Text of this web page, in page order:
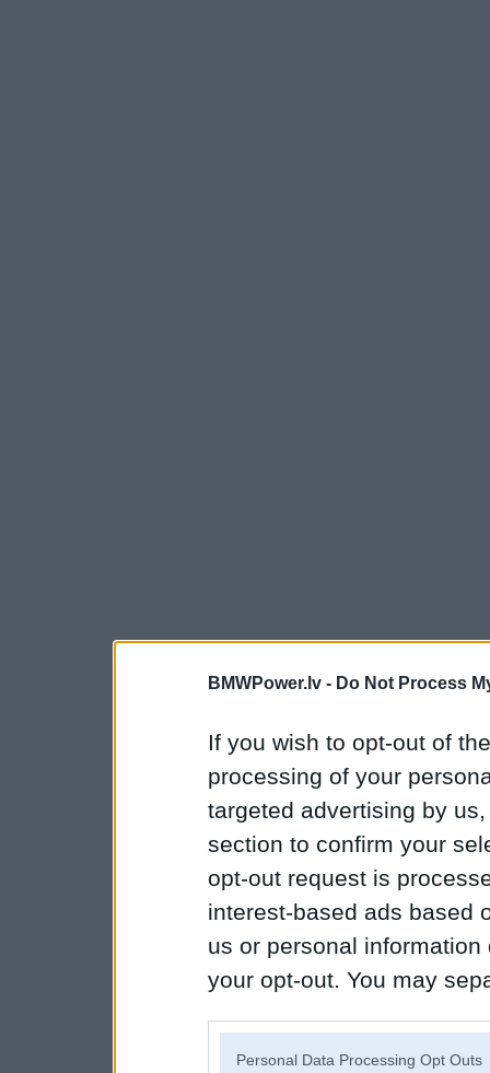
BMWPower.lv - Do Not Process
If you wish to opt-out of
processing of your
targeted advertising by
section to confirm your
opt-out request is
interest-based ads based
us or personal
your opt-out. You may
Personal Data Processing Opt Outs